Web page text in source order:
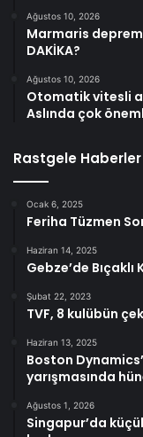
Ağustos 10, 2026
Marmaris
DAKİKA?
Ağustos 10, 2026
Otomatik vitesli
Aslında çok
Rastgele Haberler
Ocak 6, 2025
Feriha Tüzmen
Haziran 14, 2025
Gebze’de
Şubat 22, 2023
TVF, 8 kulübün
Haziran 13, 2025
Boston
yarışmasında
Ağustos 1, 2026
Singapur’da